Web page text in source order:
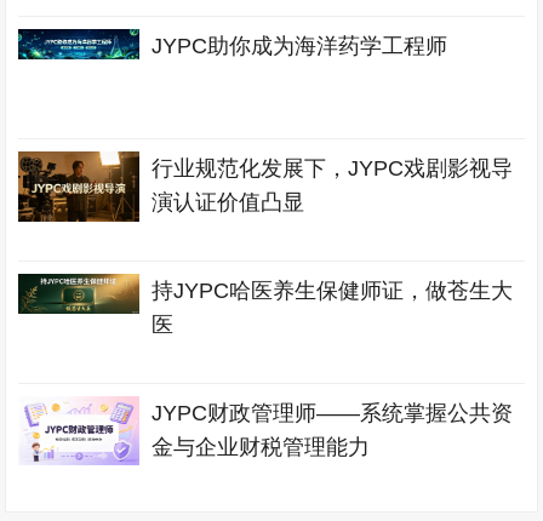
JYPC助你成为海洋药学工程师
行业规范化发展下，JYPC戏剧影视导
演认证价值凸显
持JYPC哈医养生保健师证，做苍生大
医
JYPC财政管理师——系统掌握公共资
金与企业财税管理能力